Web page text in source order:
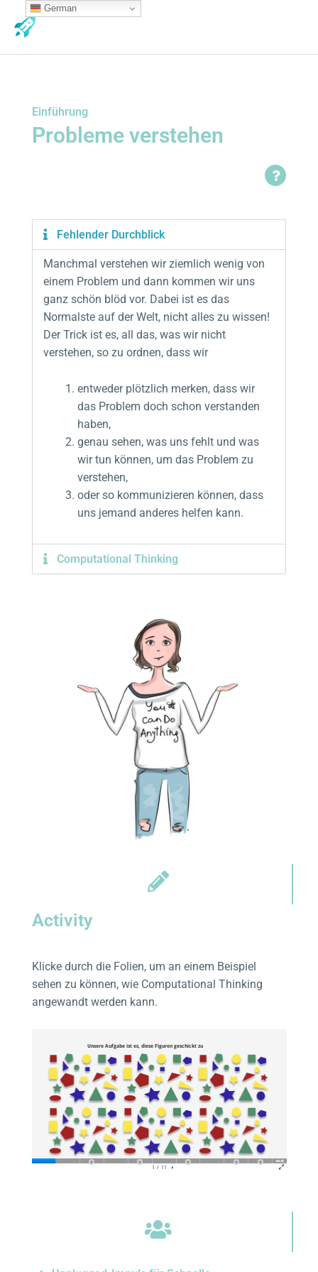
Inhalt
Einführung
Probleme verstehen
Fehlender Durchblick
Manchmal verstehen wir ziemlich wenig von
einem Problem und dann kommen wir uns
ganz schön blöd vor. Dabei ist es das
Normalste auf der Welt, nicht alles zu wissen!
Der Trick ist es, all das, was wir nicht
verstehen, so zu ordnen, dass wir
entweder plötzlich merken, dass wir
das Problem doch schon verstanden
haben,
genau sehen, was uns fehlt und was
wir tun können, um das Problem zu
verstehen,
oder so kommunizieren können, dass
uns jemand anderes helfen kann.
Computational Thinking
Activity
Klicke durch die Folien, um an einem Beispiel
sehen zu können, wie Computational Thinking
angewandt werden kann.
German